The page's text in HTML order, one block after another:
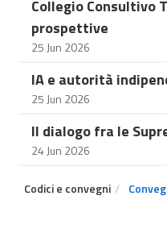
Collegio Consultivo
prospettive
25 Jun 2026
IA e autorità
25 Jun 2026
Il dialogo fra le
24 Jun 2026
Codici e convegni